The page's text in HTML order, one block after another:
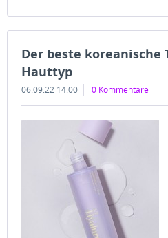
Der beste koreanische
Hauttyp
06.09.22 14:00 0 Kommentare